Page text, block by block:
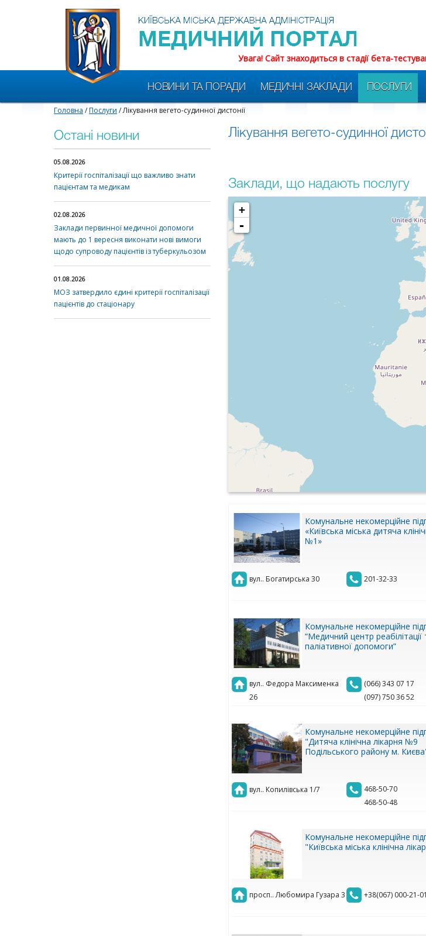
Увага! Сайт знаходиться в стадії бета-
НОВИНИ ТА ПОРАДИ МЕДИЧНІ ЗАКЛАДИ ПОСЛУГИ
Головна /Послуги / Лікування вегето-судинної дистонії
Остані новини
05.08.2026
Критерії госпіталізації що важливо знати
пацієнтам та медикам
02.08.2026
Заклади первинної медичної допомоги
мають до 1 вересня виконати нові вимоги
щодо супроводу пацієнтів із туберкульозом
01.08.2026
МОЗ затвердило єдині критерії госпіталізації
пацієнтів до стаціонару
Лікування вегето-судинної
Заклади, що надають послугу
+
-
Комунальне некомерційне
«Київська міська дитяча
№1»
вул.. Богатирська 30 201-32-33
Комунальне некомерційне
“Медичний центр реабілітації
паліативної допомоги”
вул.. Федора Максименка
26
(066) 343 07 17
(097) 750 36 52
Комунальне некомерційне
"Дитяча клінічна лікарня №9
Подільського району м.
вул.. Копилівська 1/7
468-50-70
468-50-48
Комунальне некомерційне
"Київська міська клінічна
просп.. Любомира Гузара 3 +38(067) 000-21-01